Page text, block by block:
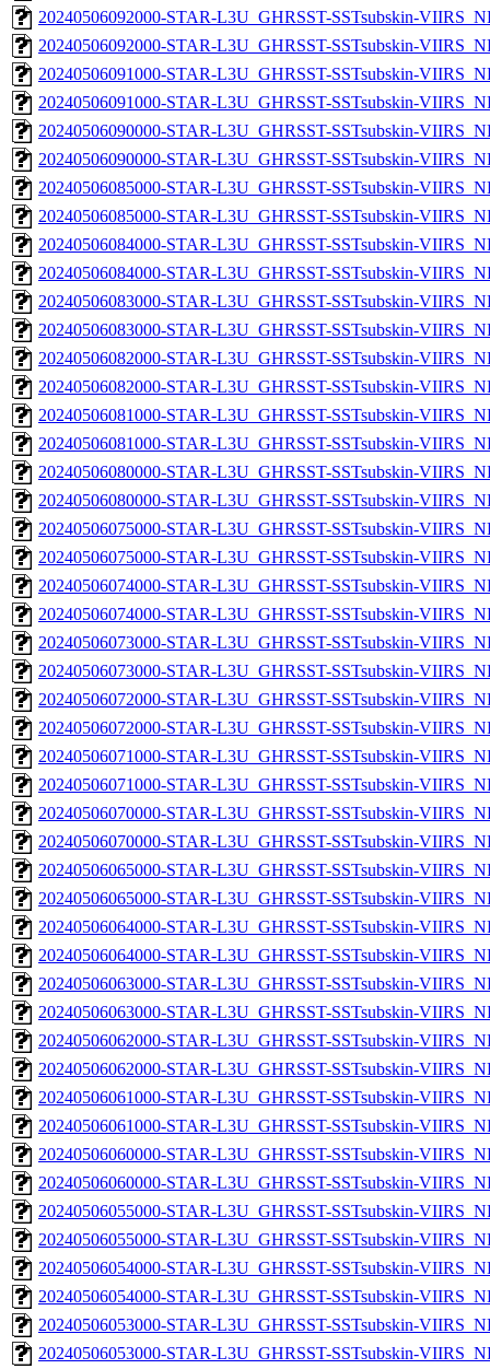
20240506092000-STAR-L3U_GHRSST-SSTsubskin-
20240506092000-STAR-L3U_GHRSST-SSTsubskin-
20240506091000-STAR-L3U_GHRSST-SSTsubskin-
20240506091000-STAR-L3U_GHRSST-SSTsubskin-
20240506090000-STAR-L3U_GHRSST-SSTsubskin-
20240506090000-STAR-L3U_GHRSST-SSTsubskin-
20240506085000-STAR-L3U_GHRSST-SSTsubskin-
20240506085000-STAR-L3U_GHRSST-SSTsubskin-
20240506084000-STAR-L3U_GHRSST-SSTsubskin-
20240506084000-STAR-L3U_GHRSST-SSTsubskin-
20240506083000-STAR-L3U_GHRSST-SSTsubskin-
20240506083000-STAR-L3U_GHRSST-SSTsubskin-
20240506082000-STAR-L3U_GHRSST-SSTsubskin-
20240506082000-STAR-L3U_GHRSST-SSTsubskin-
20240506081000-STAR-L3U_GHRSST-SSTsubskin-
20240506081000-STAR-L3U_GHRSST-SSTsubskin-
20240506080000-STAR-L3U_GHRSST-SSTsubskin-
20240506080000-STAR-L3U_GHRSST-SSTsubskin-
20240506075000-STAR-L3U_GHRSST-SSTsubskin-
20240506075000-STAR-L3U_GHRSST-SSTsubskin-
20240506074000-STAR-L3U_GHRSST-SSTsubskin-
20240506074000-STAR-L3U_GHRSST-SSTsubskin-
20240506073000-STAR-L3U_GHRSST-SSTsubskin-
20240506073000-STAR-L3U_GHRSST-SSTsubskin-
20240506072000-STAR-L3U_GHRSST-SSTsubskin-
20240506072000-STAR-L3U_GHRSST-SSTsubskin-
20240506071000-STAR-L3U_GHRSST-SSTsubskin-
20240506071000-STAR-L3U_GHRSST-SSTsubskin-
20240506070000-STAR-L3U_GHRSST-SSTsubskin-
20240506070000-STAR-L3U_GHRSST-SSTsubskin-
20240506065000-STAR-L3U_GHRSST-SSTsubskin-
20240506065000-STAR-L3U_GHRSST-SSTsubskin-
20240506064000-STAR-L3U_GHRSST-SSTsubskin-
20240506064000-STAR-L3U_GHRSST-SSTsubskin-
20240506063000-STAR-L3U_GHRSST-SSTsubskin-
20240506063000-STAR-L3U_GHRSST-SSTsubskin-
20240506062000-STAR-L3U_GHRSST-SSTsubskin-
20240506062000-STAR-L3U_GHRSST-SSTsubskin-
20240506061000-STAR-L3U_GHRSST-SSTsubskin-
20240506061000-STAR-L3U_GHRSST-SSTsubskin-
20240506060000-STAR-L3U_GHRSST-SSTsubskin-
20240506060000-STAR-L3U_GHRSST-SSTsubskin-
20240506055000-STAR-L3U_GHRSST-SSTsubskin-
20240506055000-STAR-L3U_GHRSST-SSTsubskin-
20240506054000-STAR-L3U_GHRSST-SSTsubskin-
20240506054000-STAR-L3U_GHRSST-SSTsubskin-
20240506053000-STAR-L3U_GHRSST-SSTsubskin-
20240506053000-STAR-L3U_GHRSST-SSTsubskin-